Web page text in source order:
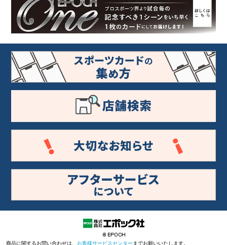
商品に関するお問い合わせは、 お客様サービスセンター までお願いいたします。